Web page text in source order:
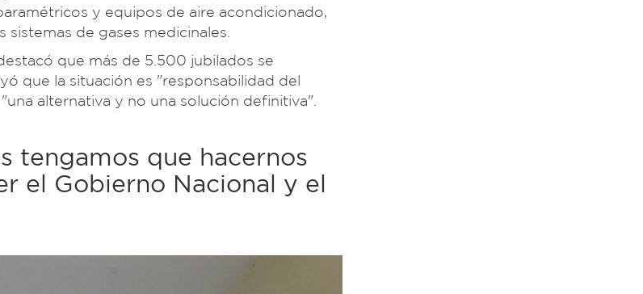
y equipos de aire acondicionado,
de gases medicinales.
que más de 5.500 jubilados se
que la situación es "responsabilidad del
alternativa y no una solución definitiva".
tengamos que hacernos
el Gobierno Nacional y el